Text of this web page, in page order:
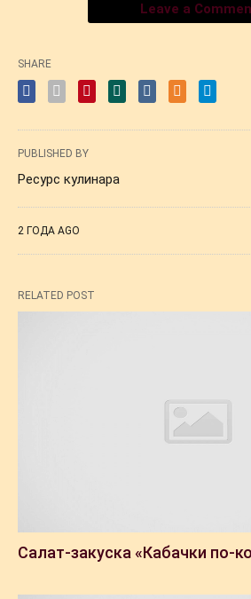
Leave a
SHARE
PUBLISHED BY
Ресурс кулинара
2 ГОДА AGO
RELATED POST
Салат-закуска «Кабачки по-